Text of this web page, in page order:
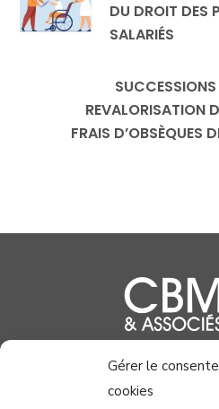
Gérer le
cookies
DU DROIT DES
SALARIÉS
SUCCESSIONS
REVALORISATION
FRAIS D’OBSÈQUES
04 99 58 37